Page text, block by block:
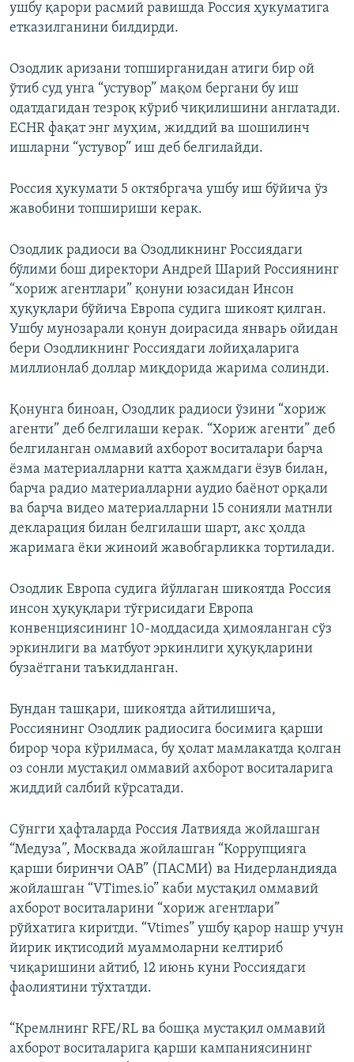
ушбу қарори расмий равишда Россия ҳукуматига
етказилганини билдирди.
Озодлик аризани топширганидан атиги бир ой
ўтиб суд унга “устувор” мақом бергани бу иш
одатдагидан тезроқ кўриб чиқилишини англатади.
ECHR фақат энг муҳим, жиддий ва шошилинч
ишларни “устувор” иш деб белгилайди.
Россия ҳукумати 5 октябргача ушбу иш бўйича ўз
жавобини топшириши керак.
Озодлик радиоси ва Озодликнинг Россиядаги
бўлими бош директори Андрей Шарий Россиянинг
“хориж агентлари” қонуни юзасидан Инсон
ҳуқуқлари бўйича Европа судига шикоят қилган.
Ушбу мунозарали қонун доирасида январь ойидан
бери Озодликнинг Россиядаги лойиҳаларига
миллионлаб доллар миқдорида жарима солинди.
Қонунга биноан, Озодлик радиоси ўзини “хориж
агенти” деб белгилаши керак. “Хориж агенти” деб
белгиланган оммавий ахборот воситалари барча
ёзма материалларни катта ҳажмдаги ёзув билан,
барча радио материалларни аудио баёнот орқали
ва барча видео материалларни 15 сонияли матнли
декларация билан белгилаши шарт, акс ҳолда
жаримага ёки жиноий жавобгарликка тортилади.
Озодлик Европа судига йўллаган шикоятда Россия
инсон ҳуқуқлари тўғрисидаги Европа
конвенциясининг 10-моддасида ҳимояланган сўз
эркинлиги ва матбуот эркинлиги ҳуқуқларини
бузаётгани таъкидланган.
Бундан ташқари, шикоятда айтилишича,
Россиянинг Озодлик радиосига босимига қарши
бирор чора кўрилмаса, бу ҳолат мамлакатда қолган
оз сонли мустақил оммавий ахборот воситаларига
жиддий салбий кўрсатади.
Сўнгги ҳафталарда Россия Латвияда жойлашган
“Медуза”, Москвада жойлашган “Коррупцияга
қарши биринчи ОАВ” (ПАСМИ) ва Нидерландияда
жойлашган “VTimes.io” каби мустақил оммавий
ахборот воситаларини “хориж агентлари”
рўйхатига киритди. “Vtimes” ушбу қарор нашр учун
йирик иқтисодий муаммоларни келтириб
чиқаришини айтиб, 12 июнь куни Россиядаги
фаолиятини тўхтатди.
“Кремлнинг RFE/RL ва бошқа мустақил оммавий
ахборот воситаларига қарши кампаниясининг